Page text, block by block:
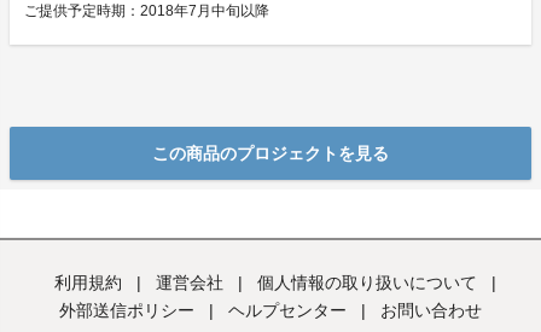
ご提供予定時期：2018年7月中旬以降
この商品のプロジェクトを見る
利用規約 | 運営会社 | 個人情報の取り扱いについて
|
外部送信ポリシー
| ヘルプセンター | お問い合わせ